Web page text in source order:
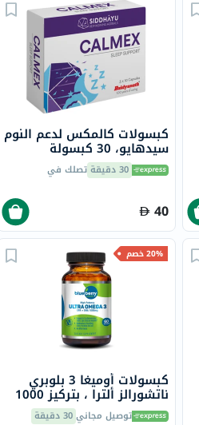
كبسولات كالمكس لدعم النوم
سيدهايو، 30 كبسولة
30 دقيقة تصلك في
40
20% خصم
كبسولات أوميغا 3 بلوبري
ناتشورالز ألترا ، بتركيز 1000
مجم ، 60 كبسولةتوصيل مجاني30 دقيقة